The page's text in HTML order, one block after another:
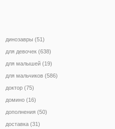
динозавры (51)
для девочек (638)
для малышей (19)
для мальчиков (586)
доктор (75)
домино (16)
дополнения (50)
доставка (31)